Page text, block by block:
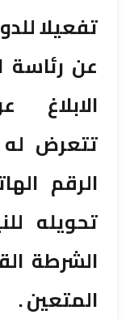
تفعيلا
عن رئاسة
الابلاغ
تتعرض له
تحويله
الشرطة
المتعين .